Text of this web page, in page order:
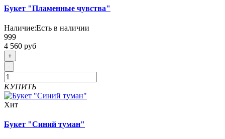
Букет "Пламенные чувства"
Наличие:Есть в наличии
999
4 560 руб
+
-
КУПИТЬ
Хит
Букет "Синий туман"